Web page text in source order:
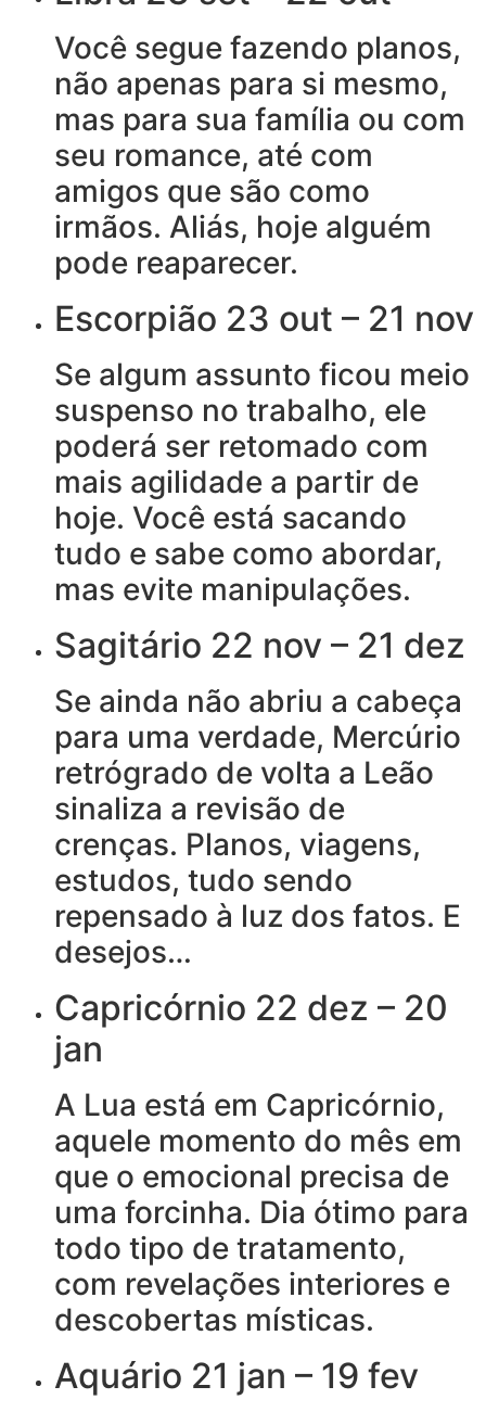
Você segue fazendo planos,
não apenas para si mesmo,
mas para sua família ou com
seu romance, até com
amigos que são como
irmãos. Aliás, hoje alguém
pode reaparecer.
Escorpião 23 out – 21 nov
Se algum assunto ficou meio
suspenso no trabalho, ele
poderá ser retomado com
mais agilidade a partir de
hoje. Você está sacando
tudo e sabe como abordar,
mas evite manipulações.
Sagitário 22 nov – 21 dez
Se ainda não abriu a cabeça
para uma verdade, Mercúrio
retrógrado de volta a Leão
sinaliza a revisão de
crenças. Planos, viagens,
estudos, tudo sendo
repensado à luz dos fatos. E
desejos…
Capricórnio 22 dez – 20
jan
A Lua está em Capricórnio,
aquele momento do mês em
que o emocional precisa de
uma forcinha. Dia ótimo para
todo tipo de tratamento,
com revelações interiores e
descobertas místicas.
Aquário 21 jan – 19 fev